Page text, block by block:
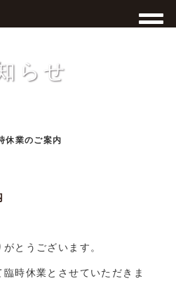
らせ
休業のご案内
とうございます。
時休業とさせていただきま